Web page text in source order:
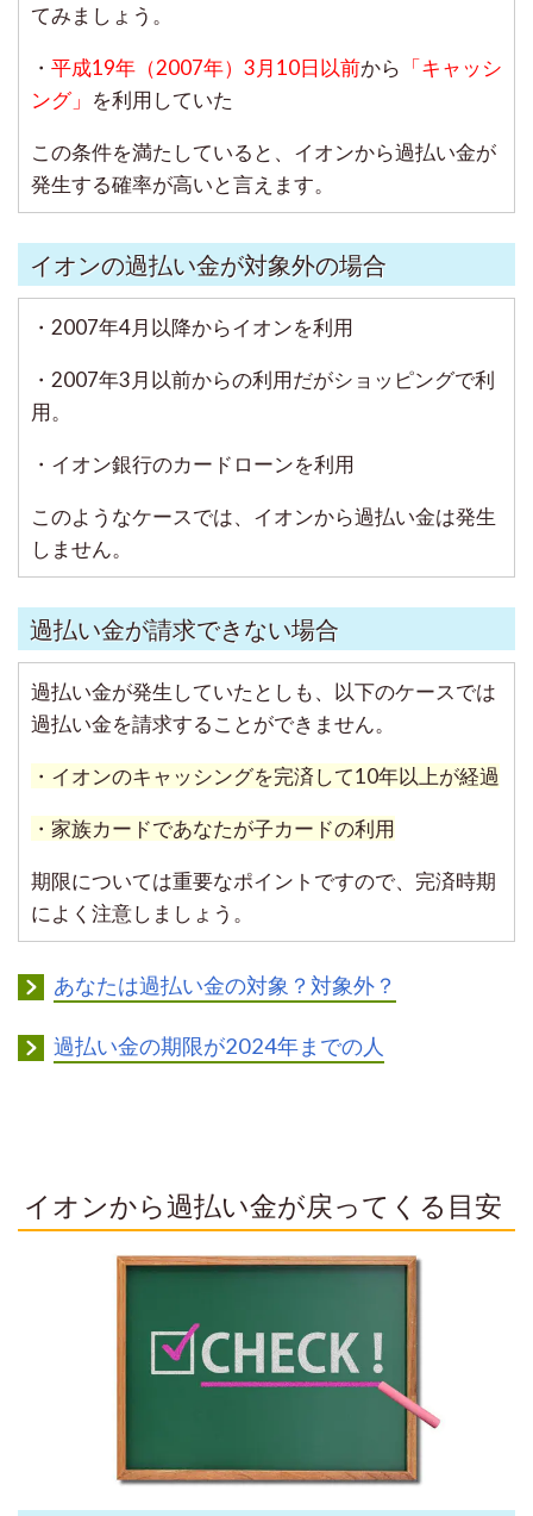
てみましょう。
・ 平成19年（2007年）3月10日以前から 「キャッシ
ング」 を利用していた
この条件を満たしていると、イオンから過払い金が
発生する確率が高いと言えます。
イオンの過払い金が対象外の場合
・2007年4月以降からイオンを利用
・2007年3月以前からの利用だがショッピングで利
用。
・イオン銀行のカードローンを利用
このようなケースでは、イオンから過払い金は発生
しません。
過払い金が請求できない場合
過払い金が発生していたとしも、以下のケースでは
過払い金を請求することができません。
・イオンのキャッシングを完済して10年以上が経過
・家族カードであなたが子カードの利用
期限については重要なポイントですので、完済時期
によく注意しましょう。
あなたは過払い金の対象？対象外？
過払い金の期限が2024年までの人
イオンから過払い金が戻ってくる目安